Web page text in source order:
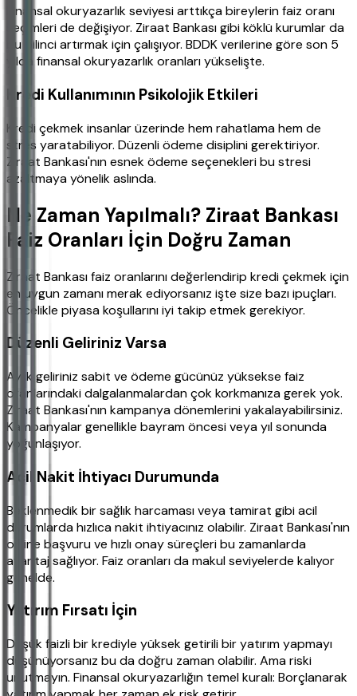
Finansal okuryazarlık seviyesi arttıkça bireylerin faiz oranı
seçimleri de değişiyor. Ziraat Bankası gibi köklü kurumlar da
bu bilinci artırmak için çalışıyor. BDDK verilerine göre son 5
yılda finansal okuryazarlık oranları yükselişte.
Kredi Kullanımının Psikolojik Etkileri
Kredi çekmek insanlar üzerinde hem rahatlama hem de
stres yaratabiliyor. Düzenli ödeme disiplini gerektiriyor.
Ziraat Bankası'nın esnek ödeme seçenekleri bu stresi
azaltmaya yönelik aslında.
Ne Zaman Yapılmalı? Ziraat Bankası
Faiz Oranları İçin Doğru Zaman
Ziraat Bankası faiz oranlarını değerlendirip kredi çekmek için
en uygun zamanı merak ediyorsanız işte size bazı ipuçları.
Öncelikle piyasa koşullarını iyi takip etmek gerekiyor.
Düzenli Geliriniz Varsa
Aylık geliriniz sabit ve ödeme gücünüz yüksekse faiz
oranlarındaki dalgalanmalardan çok korkmanıza gerek yok.
Ziraat Bankası'nın kampanya dönemlerini yakalayabilirsiniz.
Kampanyalar genellikle bayram öncesi veya yıl sonunda
yoğunlaşıyor.
Acil Nakit İhtiyacı Durumunda
Beklenmedik bir sağlık harcaması veya tamirat gibi acil
durumlarda hızlıca nakit ihtiyacınız olabilir. Ziraat Bankası'nın
online başvuru ve hızlı onay süreçleri bu zamanlarda
avantaj sağlıyor. Faiz oranları da makul seviyelerde kalıyor
genelde.
Yatırım Fırsatı İçin
Düşük faizli bir krediyle yüksek getirili bir yatırım yapmayı
düşünüyorsanız bu da doğru zaman olabilir. Ama riski
unutmayın. Finansal okuryazarlığın temel kuralı: Borçlanarak